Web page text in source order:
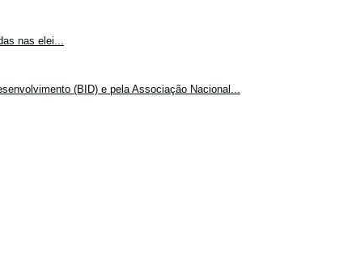
nas elei...
(BID) e pela Associação Nacional...